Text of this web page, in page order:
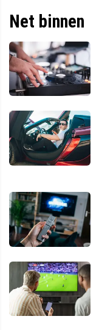
Net binnen